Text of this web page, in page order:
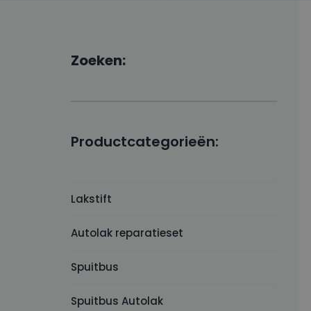
Zoeken:
Productcategorieën:
Lakstift
Autolak reparatieset
Spuitbus
Spuitbus Autolak